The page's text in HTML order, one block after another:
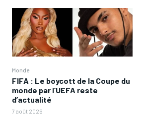
Monde
FIFA : Le boycott de la Coupe du
monde par l’UEFA reste
d’actualité
7 août 2026